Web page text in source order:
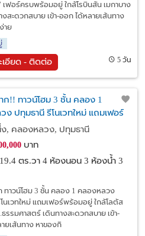
เฟอร์ครบพร้อมอยู่ ใกล้โรบินสัน เมกาบาง
งสะดวกสบาย เข้า-ออก ได้หลายเส้นทาง
าย
เอียด - ติดต่อ 5 วัน
ก!! ทาวน์โฮม 3 ชั้น คลอง 1
ง ปทุมธานี รีโนเวทใหม่ แถมเฟอร์
กล้โลตัส แม็คโคร ม.ธรรมศาสตร์
, คลองหลวง, ปทุมธานี
บาท
ตร.วา 4 ห้องนอน 3 ห้องน้ำ 3
ทาวน์โฮม 3 ชั้น คลอง 1 คลองหลวง
นเวทใหม่ แถมเฟอร์พร้อมอยู่ ใกล้โลตัส
รรมศาสตร์ เดินทางสะดวกสบาย เข้า-
ยเส้นทาง หาของกิ